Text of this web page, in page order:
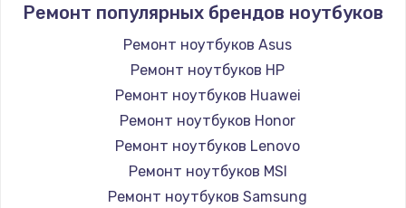
Ремонт популярных брендов ноутбуков
Ремонт ноутбуков Asus
Ремонт ноутбуков HP
Ремонт ноутбуков Huawei
Ремонт ноутбуков Honor
Ремонт ноутбуков Lenovo
Ремонт ноутбуков MSI
Ремонт ноутбуков Samsung